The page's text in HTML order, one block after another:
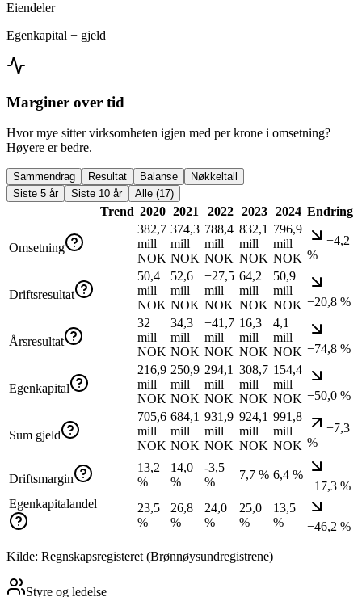
Eiendeler
Egenkapital + gjeld
Marginer over tid
Hvor mye sitter virksomheten igjen med per krone i omsetning?
Høyere er bedre.
Sammendrag Resultat Balanse
Nøkkeltall
Siste 5 år
Siste 10 år Alle (17)
Trend 2020 2021 2022 2023 2024 Endring
Omsetning
382,7
mill
NOK
374,3
mill
NOK
788,4
mill
NOK
832,1
mill
NOK
796,9
mill
NOK
−4,2
%
Driftsresultat
50,4
mill
NOK
52,6
mill
NOK
−27,5
mill
NOK
64,2
mill
NOK
50,9
mill
NOK −20,8 %
Årsresultat
32
mill
NOK
34,3
mill
NOK
−41,7
mill
NOK
16,3
mill
NOK
4,1
mill
NOK −74,8 %
Egenkapital
216,9
mill
NOK
250,9
mill
NOK
294,1
mill
NOK
308,7
mill
NOK
154,4
mill
NOK −50,0 %
Sum gjeld
705,6
mill
NOK
684,1
mill
NOK
931,9
mill
NOK
924,1
mill
NOK
991,8
mill
NOK
+7,3
%
Driftsmargin
13,2
%
14,0
%
-3,5
%
7,7 % 6,4 %
−17,3 %
Egenkapitalandel
23,5
%
26,8
%
24,0
%
25,0
%
13,5
%
−46,2 %
Kilde: Regnskapsregisteret (Brønnøysundregistrene)
Styre og ledelse